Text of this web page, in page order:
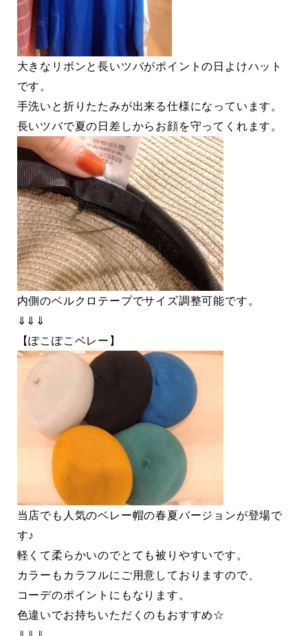
大きなリボンと長いツバがポイントの日よけハット
です。
手洗いと折りたたみが出来る仕様になっています。
長いツバで夏の日差しからお顔を守ってくれます。
内側のベルクロテープでサイズ調整可能です。
⇓⇓⇓
【ぽこぽこベレー】
当店でも人気のベレー帽の春夏バージョンが登場で
す♪
軽くて柔らかいのでとても被りやすいです。
カラーもカラフルにご用意しておりますので、
コーデのポイントにもなります。
色違いでお持ちいただくのもおすすめ☆